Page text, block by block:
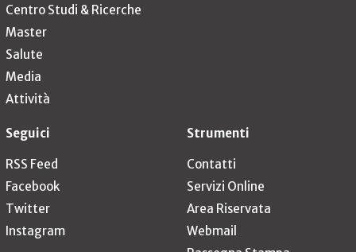
Centro Studi & Ricerche
Master
Salute
Media
Attività
Seguici
RSS Feed
Facebook
Twitter
Instagram
Strumenti
Contatti
Servizi Online
Area Riservata
Webmail